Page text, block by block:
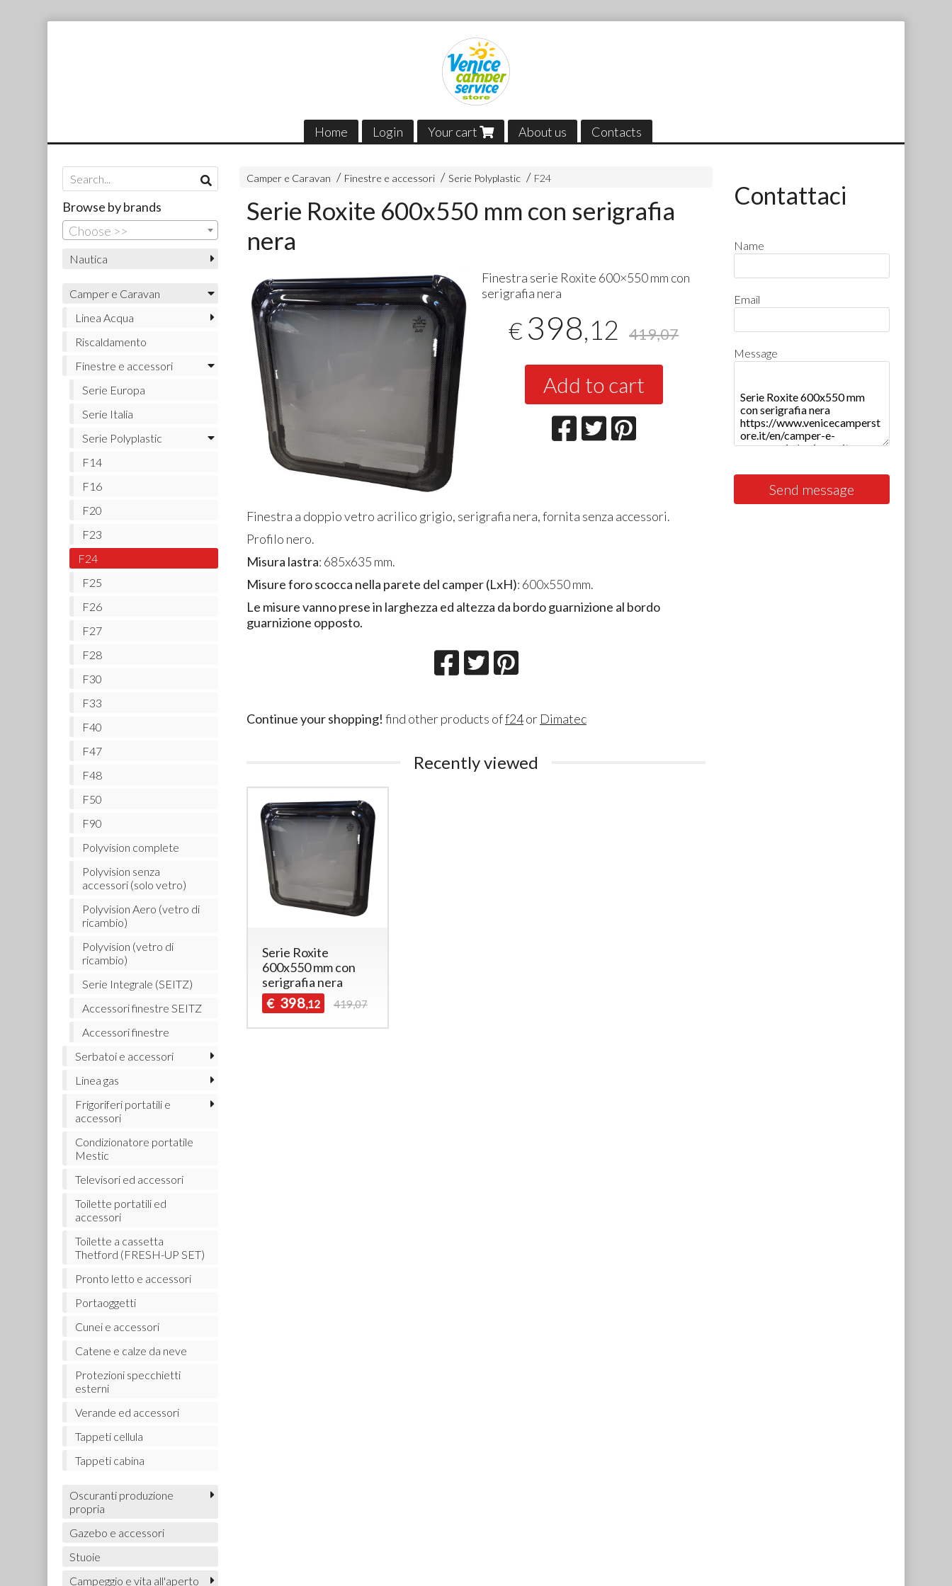
Home Login Your cart About us Contacts
Camper e Caravan Finestre e accessori Serie Polyplastic F24
Serie Roxite 600x550 mm con serigrafia
nera
Finestra serie Roxite 600×550 mm con
serigrafia nera
€ 398,12 419,07
Add to cart
Finestra a doppio vetro acrilico grigio, serigrafia nera, fornita senza accessori.
Profilo nero.
Misura lastra: 685x635 mm.
Misure foro scocca nella parete del camper (LxH): 600x550 mm.
Le misure vanno prese in larghezza ed altezza da bordo guarnizione al bordo
guarnizione opposto.
Continue your shopping! find other products off24or Dimatec
Recently viewed
Serie Roxite
600x550 mm con
serigrafia nera
€ 398,12 419,07
Browse by brands
Choose >>
Nautica
Camper e Caravan
Linea Acqua
Riscaldamento
Finestre e accessori
Serie Europa
Serie Italia
Serie Polyplastic
F14
F16
F20
F23
F24
F25
F26
F27
F28
F30
F33
F40
F47
F48
F50
F90
Polyvision complete
Polyvision senza
accessori (solo vetro)
Polyvision Aero (vetro di
ricambio)
Polyvision (vetro di
ricambio)
Serie Integrale (SEITZ)
Accessori finestre SEITZ
Accessori finestre
Serbatoi e accessori
Linea gas
Frigoriferi portatili e
accessori
Condizionatore portatile
Mestic
Televisori ed accessori
Toilette portatili ed
accessori
Toilette a cassetta
Thetford (FRESH-UP SET)
Pronto letto e accessori
Portaoggetti
Cunei e accessori
Catene e calze da neve
Protezioni specchietti
esterni
Verande ed accessori
Tappeti cellula
Tappeti cabina
Oscuranti produzione
propria
Gazebo e accessori
Stuoie
Campeggio e vita all'aperto
Contattaci
Name
Email
Message
Send message